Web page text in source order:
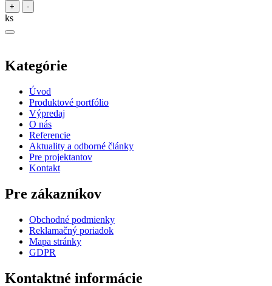
+ -
ks
Kategórie
Úvod
Produktové portfólio
Výpredaj
O nás
Referencie
Aktuality a odborné články
Pre projektantov
Kontakt
Pre zákazníkov
Obchodné podmienky
Reklamačný poriadok
Mapa stránky
GDPR
Kontaktné informácie